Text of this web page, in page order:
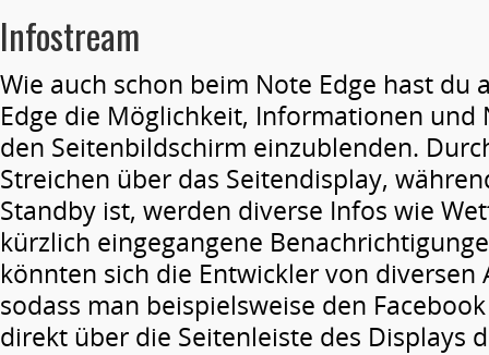
Infostream
Wie auch schon beim Note Edge hast du
Edge die Möglichkeit, Informationen und
den Seitenbildschirm einzublenden.
Streichen über das Seitendisplay,
Standby ist, werden diverse Infos wie
kürzlich eingegangene
könnten sich die Entwickler von diversen
sodass man beispielsweise den
direkt über die Seitenleiste des Displays